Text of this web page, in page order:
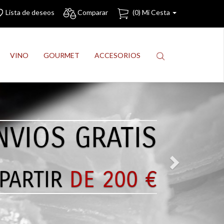
Lista de deseos Comparar (0) Mi Cesta
VINO GOURMET ACCESORIOS
GRATIS
DE 200 €